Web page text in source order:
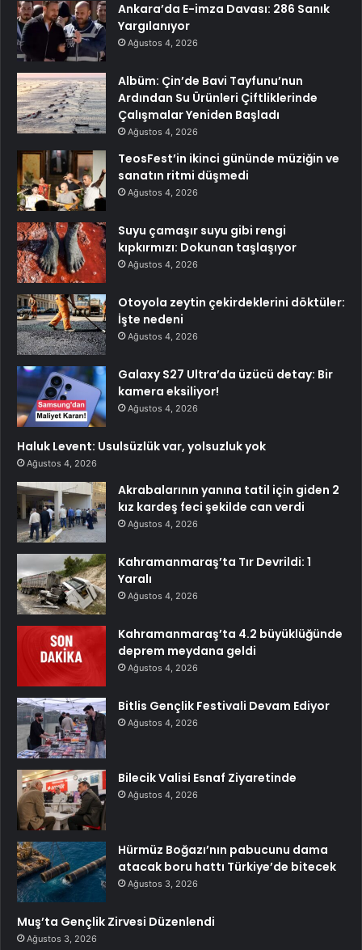
Ankara’da E-imza Davası: 286 Sanık
Yargılanıyor
Ağustos 4, 2026
Albüm: Çin’de Bavi Tayfunu’nun
Ardından Su Ürünleri Çiftliklerinde
Çalışmalar Yeniden Başladı
Ağustos 4, 2026
TeosFest’in ikinci gününde müziğin ve
sanatın ritmi düşmedi
Ağustos 4, 2026
Suyu çamaşır suyu gibi rengi
kıpkırmızı: Dokunan taşlaşıyor
Ağustos 4, 2026
Otoyola zeytin çekirdeklerini döktüler:
İşte nedeni
Ağustos 4, 2026
Galaxy S27 Ultra’da üzücü detay: Bir
kamera eksiliyor!
Ağustos 4, 2026
Haluk Levent: Usulsüzlük var, yolsuzluk yok
Ağustos 4, 2026
Akrabalarının yanına tatil için giden 2
kız kardeş feci şekilde can verdi
Ağustos 4, 2026
Kahramanmaraş’ta Tır Devrildi: 1
Yaralı
Ağustos 4, 2026
Kahramanmaraş’ta 4.2 büyüklüğünde
deprem meydana geldi
Ağustos 4, 2026
Bitlis Gençlik Festivali Devam Ediyor
Ağustos 4, 2026
Bilecik Valisi Esnaf Ziyaretinde
Ağustos 4, 2026
Hürmüz Boğazı’nın pabucunu dama
atacak boru hattı Türkiye’de bitecek
Ağustos 3, 2026
Muş’ta Gençlik Zirvesi Düzenlendi
Ağustos 3, 2026